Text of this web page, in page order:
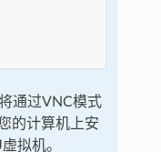
通过VNC模式
的计算机上安
拟机。